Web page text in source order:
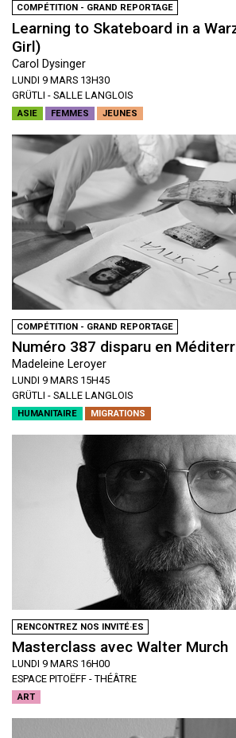
COMPÉTITION - GRAND REPORTAGE
Learning to Skateboard in a
Girl)
Carol Dysinger
LUNDI 9 MARS 13H30
GRÜTLI - SALLE LANGLOIS
ASIE FEMMES JEUNES
COMPÉTITION - GRAND REPORTAGE
Numéro 387 disparu en
Madeleine Leroyer
LUNDI 9 MARS 15H45
GRÜTLI - SALLE LANGLOIS
HUMANITAIRE MIGRATIONS
RENCONTREZ NOS INVITÉ·ES
Masterclass avec Walter Murch
LUNDI 9 MARS 16H00
ESPACE PITOËFF - THÉÂTRE
ART